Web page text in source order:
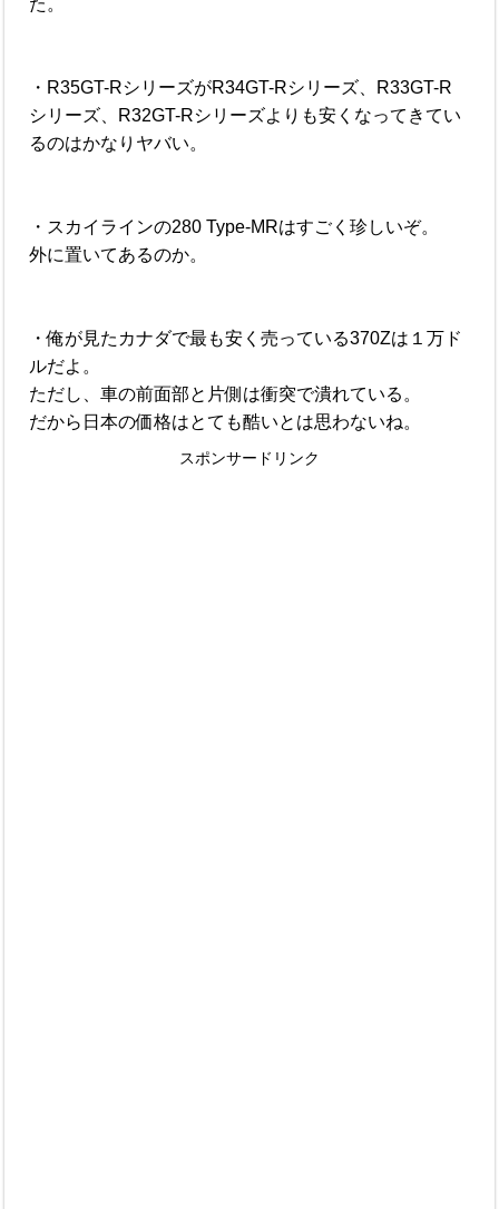
・R35GT-RシリーズがR34GT-Rシリーズ、R33GT-R
シリーズ、R32GT-Rシリーズよりも安くなってきてい
るのはかなりヤバい。
・スカイラインの280 Type-MRはすごく珍しいぞ。
外に置いてあるのか。
・俺が見たカナダで最も安く売っている370Zは１万ド
ルだよ。
ただし、車の前面部と片側は衝突で潰れている。
だから日本の価格はとても酷いとは思わないね。
スポンサードリンク